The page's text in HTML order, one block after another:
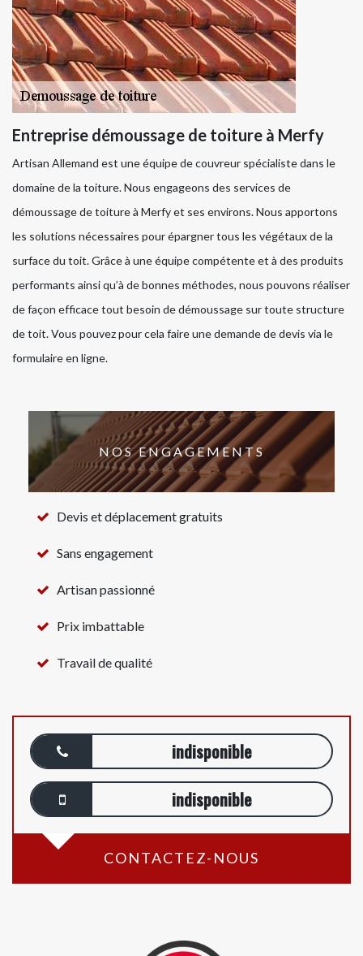
Entreprise démoussage de toiture à Merfy
Artisan Allemand est une équipe de couvreur spécialiste dans le
domaine de la toiture. Nous engageons des services de
démoussage de toiture à Merfy et ses environs. Nous apportons
les solutions nécessaires pour épargner tous les végétaux de la
surface du toit. Grâce à une équipe compétente et à des produits
performants ainsi qu’à de bonnes méthodes, nous pouvons réaliser
de façon efficace tout besoin de démoussage sur toute structure
de toit. Vous pouvez pour cela faire une demande de devis via le
formulaire en ligne.
NOS ENGAGEMENTS
Devis et déplacement gratuits
Sans engagement
Artisan passionné
Prix imbattable
Travail de qualité
indisponible
indisponible
CONTACTEZ-NOUS